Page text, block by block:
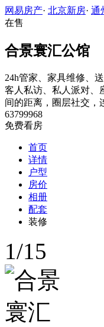
网易房产· 北京新房· 通
在售
合景寰汇公馆
24h管家、家具维修、
客人私访、私人派对、
间的距离，圈层社交，
63799968
免费看房
首页
详情
户型
房价
相册
配套
装修
1/15